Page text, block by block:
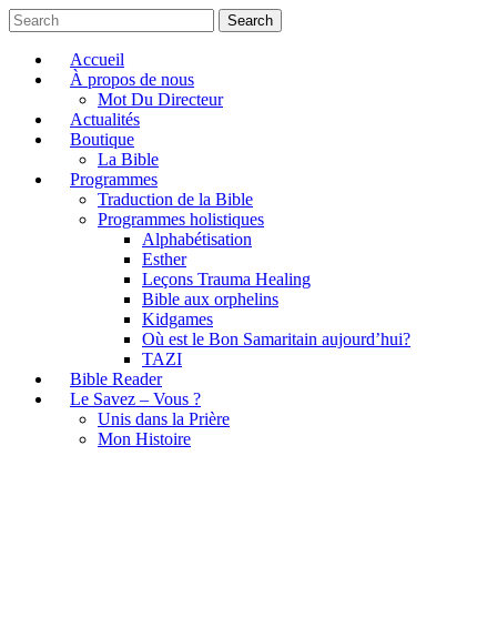
Search
Accueil
À propos de nous
Mot Du Directeur
Actualités
Boutique
La Bible
Programmes
Traduction de la Bible
Programmes holistiques
Alphabétisation
Esther
Leçons Trauma Healing
Bible aux orphelins
Kidgames
Où est le Bon Samaritain aujourd’hui?
TAZI
Bible Reader
Le Savez – Vous ?
Unis dans la Prière
Mon Histoire